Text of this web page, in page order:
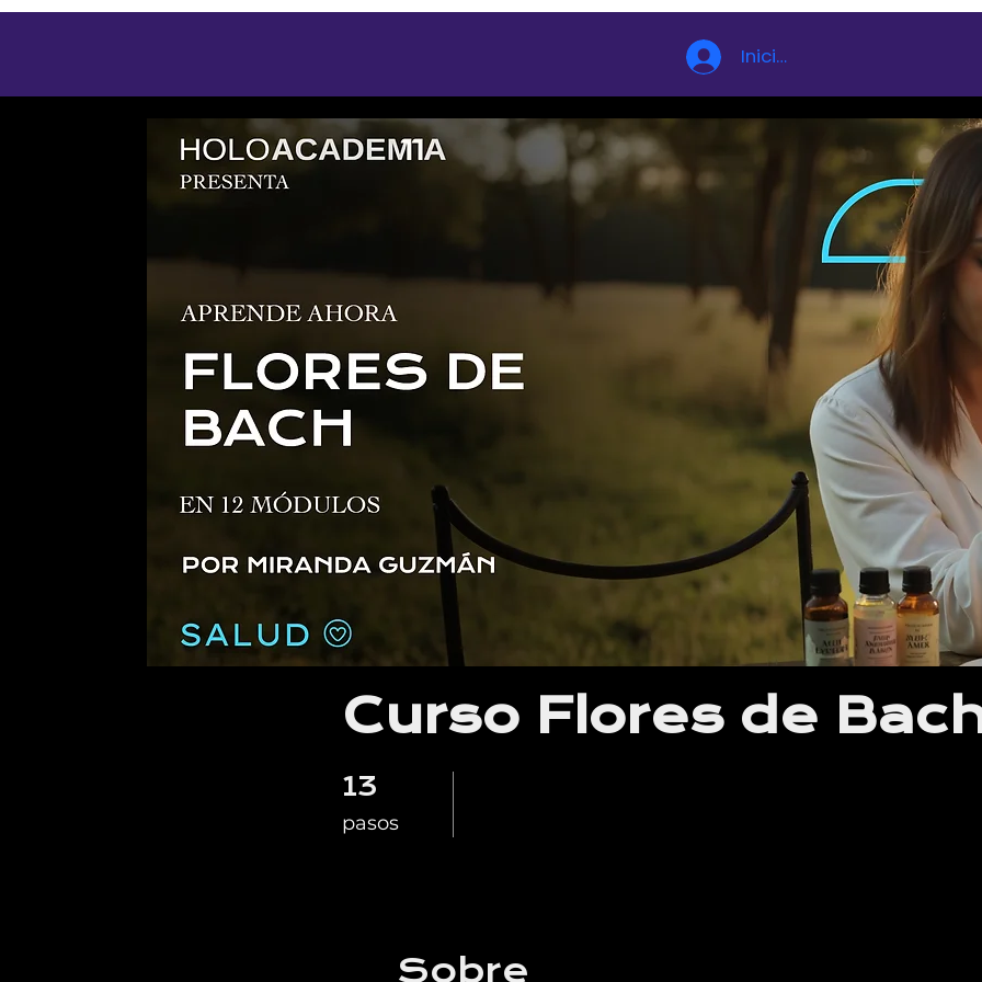
Iniciar sesión
Curso Flores de
13
pasos
13 pasos
Sobre